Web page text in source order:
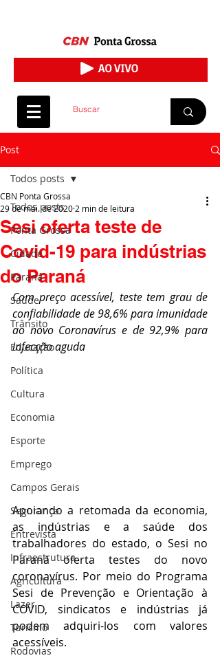
Post
Todos posts
Ponta Grossa
Cidade
Paraná
Saúde
Trânsito
Educação
Política
Cultura
Economia
Esporte
Emprego
Campos Gerais
Segurança
Entrevista
Infraestrutura
Agricultura
Lazer
Turismo
Rodovias
Todos posts
Sesi oferta teste de
Covid-19 para indústrias
do Paraná
CBN Ponta Grossa
29 de mai. de 2020 2 min de leitura
Com preço acessível, teste tem grau de
confiabilidade de 98,6% para imunidade
ao novo Coronavírus e de 92,9% para
infecção aguda
Apoiando a retomada da economia,
as indústrias e a saúde dos
trabalhadores do estado, o Sesi no
Paraná oferta testes do novo
coronavírus. Por meio do Programa
Sesi de Prevenção e Orientação à
COVID, sindicatos e indústrias já
podem adquiri-los com valores
acessíveis.